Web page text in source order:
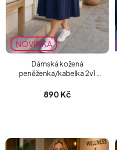
NOVINKA
Dámská kožená
peněženka/kabelka 2v1
890 Kč